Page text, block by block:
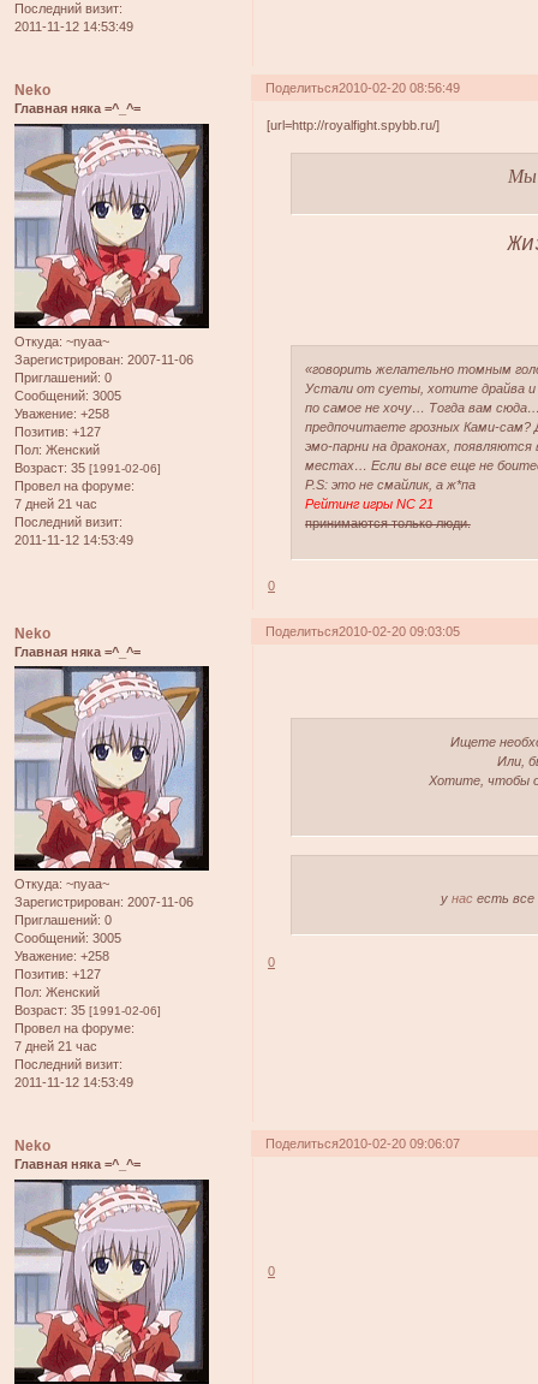
Последний визит:
2011-11-12 14:53:49
Поделиться2010-02-20 08:56:49
Neko
Главная няка =^_^=
Откуда: ~nyaa~
Зарегистрирован: 2007-11-06
Приглашений: 0
Сообщений: 3005
Уважение: +258
Позитив: +127
Пол: Женский
Возраст: 35 [1991-02-06]
Провел на форуме:
7 дней 21 час
Последний визит:
2011-11-12 14:53:49
[url=http://royalfight.spybb.ru/]
Мы
«говорить желательно томным
Устали от суеты, хотите драйва
по самое не хочу… Тогда вам
предпочитаете грозных Ками-
эмо-парни на драконах,
местах… Если вы все еще не
P.S: это не смайлик, а ж*па
Рейтинг игры NC 21
принимаются только люди.
0
Поделиться2010-02-20 09:03:05
Neko
Главная няка =^_^=
Откуда: ~nyaa~
Зарегистрирован: 2007-11-06
Приглашений: 0
Сообщений: 3005
Уважение: +258
Позитив: +127
Пол: Женский
Возраст: 35 [1991-02-06]
Провел на форуме:
7 дней 21 час
Последний визит:
2011-11-12 14:53:49
Ищете
Или,
Хотите, чтобы
у насесть все
0
Поделиться2010-02-20 09:06:07
Neko
Главная няка =^_^=
0